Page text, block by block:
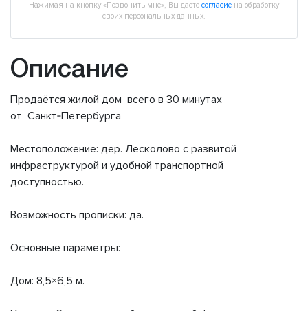
Нажимая на кнопку «Позвонить мне», Вы даете согласие на обработку
своих персональных данных.
Описание
Продаётся жилой дом всего в 30 минутах
от Санкт‑Петербурга
Местоположение: дер. Лесколово с развитой
инфраструктурой и удобной транспортной
доступностью.
Возможность прописки: да.
Основные параметры:
Дом: 8,5×6,5 м.